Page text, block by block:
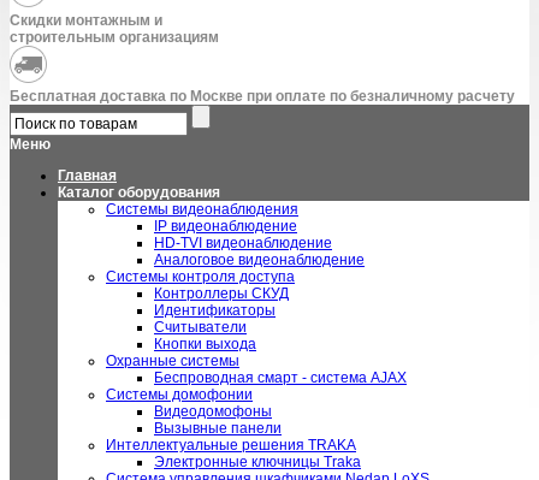
Скидки монтажным и
строительным организациям
Бесплатная доставка по Москве при оплате по безналичному расчету
Меню
Главная
Каталог оборудования
Системы видеонаблюдения
IP видеонаблюдение
HD-TVI видеонаблюдение
Аналоговое видеонаблюдение
Системы контроля доступа
Контроллеры СКУД
Идентификаторы
Считыватели
Кнопки выхода
Охранные системы
Беспроводная смарт - система AJAX
Системы домофонии
Видеодомофоны
Вызывные панели
Интеллектуальные решения TRAKA
Электронные ключницы Traka